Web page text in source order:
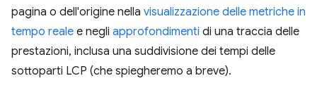
pagina o dell'origine nella visualizzazione delle metriche in
tempo reale e negli approfondimenti di una traccia delle
prestazioni, inclusa una suddivisione dei tempi delle
sottoparti LCP (che spiegheremo a breve).